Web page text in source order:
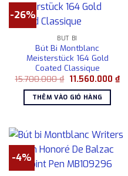
-26%
BÚT BI
Bút Bi Montblanc
Meisterstück 164 Gold
Coated Classique
15.700.000₫ Giá
là:
15.700.000 ₫.
11.560.000 ₫Giá
THÊM VÀO GIỎ HÀNG
-4%